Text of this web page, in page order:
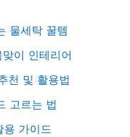
물세탁 꿀템
이 인테리어
천 및 활용법
고르는 법
용 가이드